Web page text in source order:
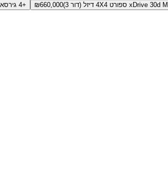
xDrive 30d M ספורט 4X4 דיזל (דור 3) ₪660,000 +4 גירסאות